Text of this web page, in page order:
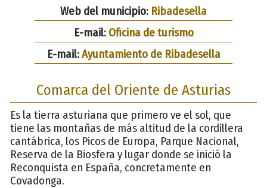
Web del municipio: Ribadesella
E-mail: Oficina de turismo
E-mail:Ayuntamiento de Ribadesella
Comarca del Oriente de Asturias
Es la tierra asturiana que primero ve el sol, que
tiene las montañas de más altitud de la cordillera
cantábrica, los Picos de Europa, Parque Nacional,
Reserva de la Biosfera y lugar donde se inició la
Reconquista en España, concretamente en
Covadonga.